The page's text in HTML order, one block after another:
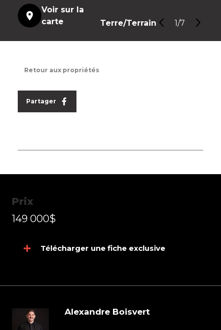
Voir sur la
carte
Terre/Terrain 1/7
Retour aux propriétés
Partager
Prix
149 000$
Télécharger une fiche exclusive
Alexandre Boisvert